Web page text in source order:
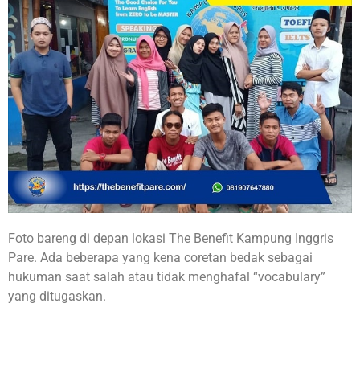
Foto bareng di depan lokasi The Benefit Kampung Inggris
Pare. Ada beberapa yang kena coretan bedak sebagai
hukuman saat salah atau tidak menghafal “vocabulary”
yang ditugaskan.